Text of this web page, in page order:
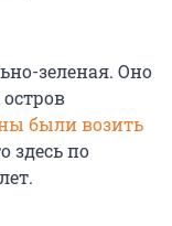
зеленая. Оно
были возить
здесь по